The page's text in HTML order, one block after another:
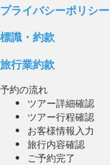
プライバシーポリシー
標識・約款
旅行業約款
予約の流れ
ツアー詳細確認
ツアー行程確認
お客様情報入力
旅行内容確認
ご予約完了